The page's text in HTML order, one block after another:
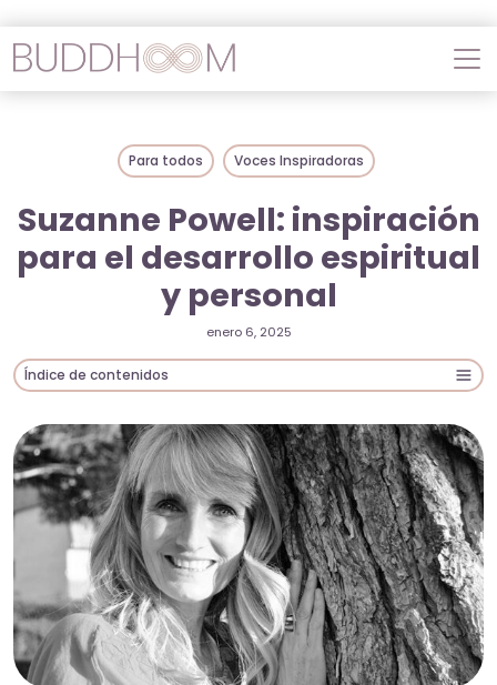
Para todos Voces Inspiradoras
Suzanne Powell: inspiración
para el desarrollo espiritual
y personal
enero 6, 2025
Índice de contenidos